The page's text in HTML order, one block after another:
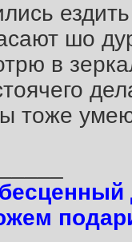
шо
в
тоже